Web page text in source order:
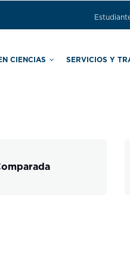
CIENCIAS SERVICIOS Y